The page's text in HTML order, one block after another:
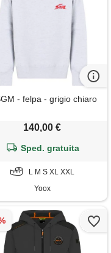
- felpa - grigio chiaro
140,00 €
Sped. gratuita
L M S XL XXL
Yoox